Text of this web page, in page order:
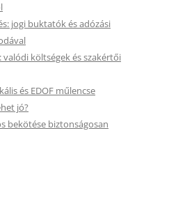
jogi buktatók és adózási
költségek és szakértői
és EDOF műlencse
jó?
bekötése biztonságosan